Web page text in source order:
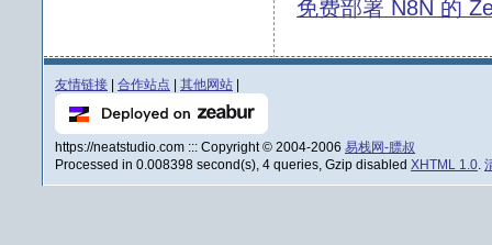
免费部署 N8N 的
友情链接 合作站点 其他网站
https://neatstudio.com ::: Copyright © 2004-2006 易栈网-膘叔
Processed in 0.008398 second(s), 4 queries, Gzip disabled XHTML 1.0.